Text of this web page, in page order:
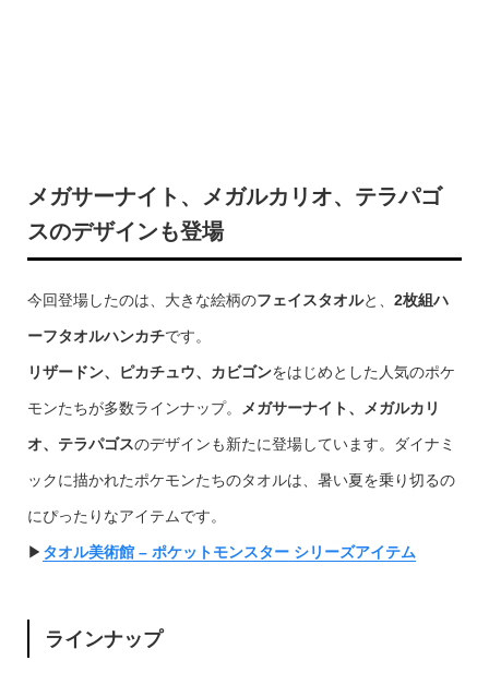
メガサーナイト、メガルカリオ、テラパゴ
スのデザインも登場
今回登場したのは、大きな絵柄のフェイスタオルと、 2枚組ハ
ーフタオルハンカチです。
リザードン、ピカチュウ、カビゴンをはじめとした人気のポケ
モンたちが多数ラインナップ。 メガサーナイト、メガルカリ
オ、テラパゴスのデザインも新たに登場しています。ダイナミ
ックに描かれたポケモンたちのタオルは、暑い夏を乗り切るの
にぴったりなアイテムです。
▶︎ タオル美術館 – ポケットモンスター シリーズアイテム
ラインナップ